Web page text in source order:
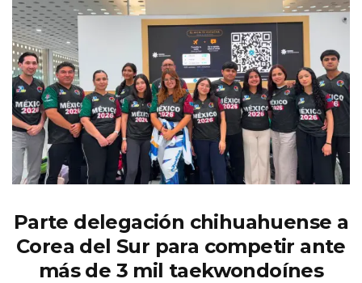
Parte delegación chihuahuense a
Corea del Sur para competir ante
más de 3 mil taekwondoínes